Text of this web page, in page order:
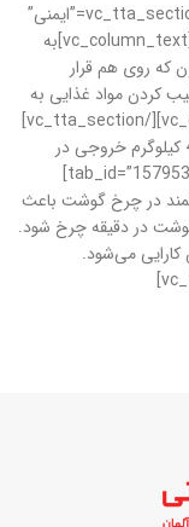
[/vc_column_text][/vc_tta_section][vc_tta_section title=”ایمنی”
به
که روی هم قرار
کردن مواد غذایی به
همراه خواهد داشت.[/vc_column_text][/vc_tta_section]
[vc_tta_section title=”حداکثر 4.3 کیلوگرم خروجی در
دقیقه” tab_id=”1579533533356-ebc0c566-6fc5″]
در چرخ گوشت باعث
تا 4.3 کیلوگرم گوشت در دقیقه چرخ شود.
کارایی می‌شود.
[/vc_column_text][/vc_tta_section]